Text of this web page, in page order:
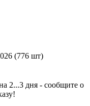
(776 шт)
2...3 дня - сообщите о